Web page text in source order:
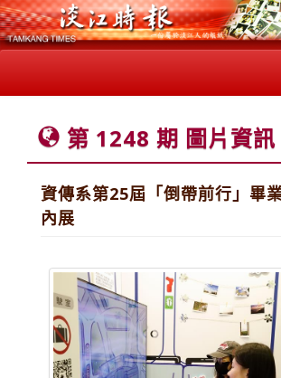
第 1248 期 圖片資訊
資傳系第25屆「倒帶前行」畢
內展